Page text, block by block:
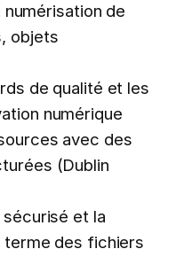
de
objets
de qualité et les
numérique
avec des
(Dublin
et la
terme des fichiers